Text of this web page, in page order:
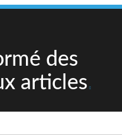
des
articles